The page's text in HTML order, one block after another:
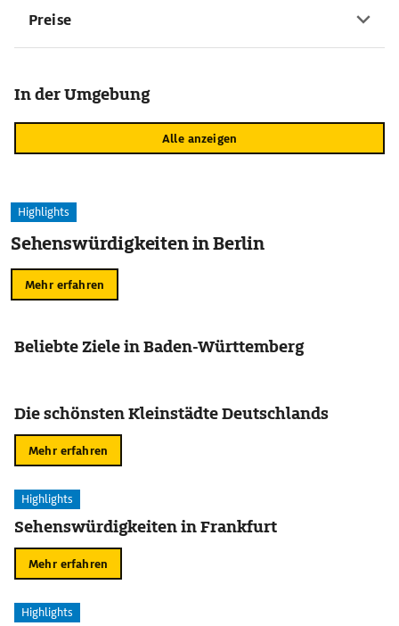
Preise
In der Umgebung
Alle anzeigen
Highlights
Sehenswürdigkeiten in Berlin
Mehr erfahren
Beliebte Ziele in Baden-Württemberg
Die schönsten Kleinstädte Deutschlands
Mehr erfahren
Highlights
Sehenswürdigkeiten in Frankfurt
Mehr erfahren
Highlights